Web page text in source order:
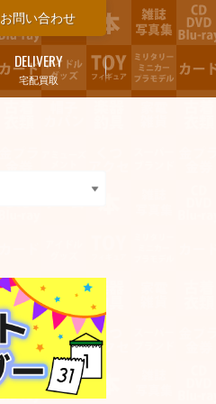
お問い合わせ
宅配買取
DELIVERY